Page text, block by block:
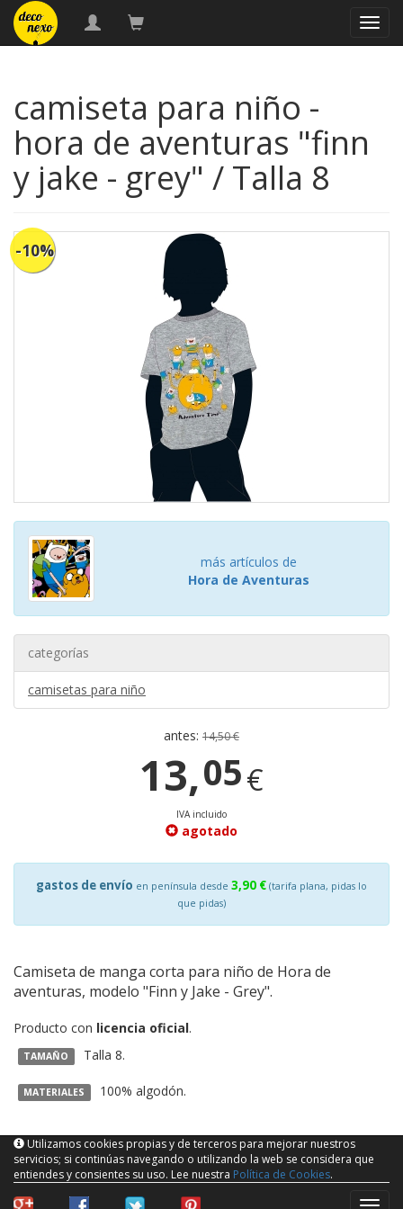
camiseta para niño -
hora de aventuras "finn
y jake - grey" / Talla 8
-10%
más artículos de
Hora de Aventuras
categorías
camisetas para niño
antes: 14,50 €
13,05€
IVA incluido
agotado
gastos de envío en península desde 3,90 € (tarifa plana, pidas lo
que pidas)
Camiseta de manga corta para niño de Hora de
aventuras, modelo "Finn y Jake - Grey".
Producto con licencia oficial.
TAMAÑO Talla 8.
MATERIALES 100% algodón.
Utilizamos cookies propias y de terceros para mejorar nuestros
servicios; si continúas navegando o utilizando la web se considera que
entiendes y consientes su uso. Lee nuestra Política de Cookies.